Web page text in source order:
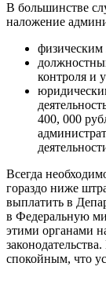
В большинстве
наложение
физическим
контроля и
400, 000
Всегда
гораздо ниже
выплатить в
в Федеральную
этими органами
спокойным, что